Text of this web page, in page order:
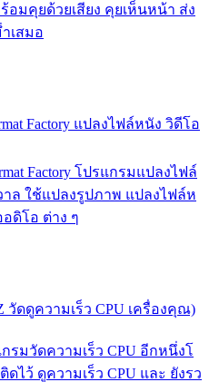
อมคุยด้วยเสียง คุยเห็นหน้า ส่ง
เสมอ
Factory แปลงไฟล์หนัง วิดีโอ
Factory โปรแกรมแปลงไฟล์
ล ใช้แปลงรูปภาพ แปลงไฟล์ห
อดิโอ ต่าง ๆ
วัดดูความเร็ว CPU เครื่องคุณ)
รมวัดความเร็ว CPU อีกหนึ่งโ
ไว้ ดูความเร็ว CPU และ ยังรว